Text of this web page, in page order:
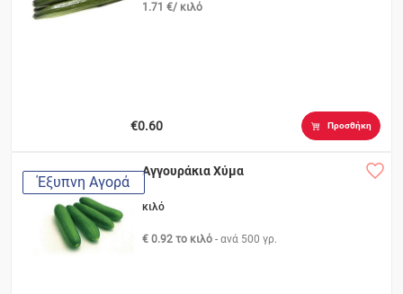
1.71 €/ κιλό
€0.60 Προσθήκη
Έξυπνη Αγορά
Αγγουράκια Χύμα
κιλό
€ 0.92 το κιλό - ανά 500 γρ.